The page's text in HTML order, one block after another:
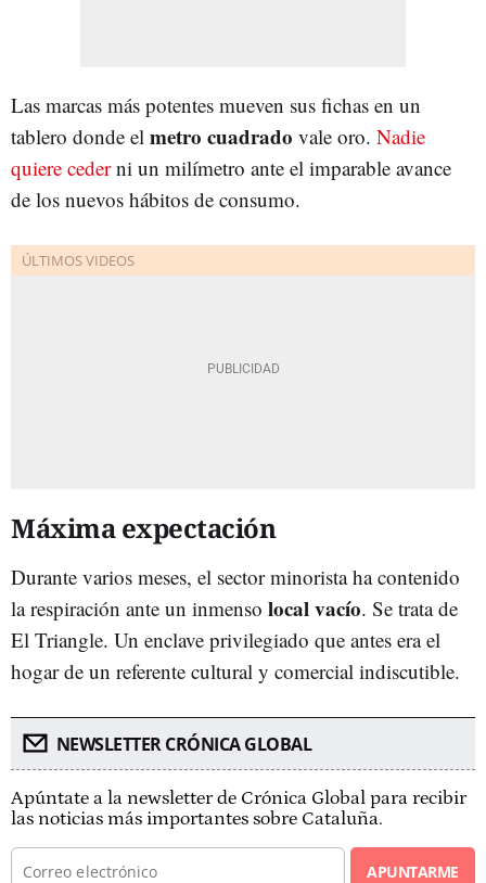
Las marcas más potentes mueven sus fichas en un
tablero donde el metro cuadrado vale oro. Nadie
quiere cederni un milímetro ante el imparable avance
de los nuevos hábitos de consumo.
Máxima expectación
Durante varios meses, el sector minorista ha contenido
la respiración ante un inmenso local vacío. Se trata de
El Triangle. Un enclave privilegiado que antes era el
hogar de un referente cultural y comercial indiscutible.
NEWSLETTER CRÓNICA GLOBAL
Apúntate a la newsletter de Crónica Global para recibir
las noticias más importantes sobre Cataluña.
APUNTARME